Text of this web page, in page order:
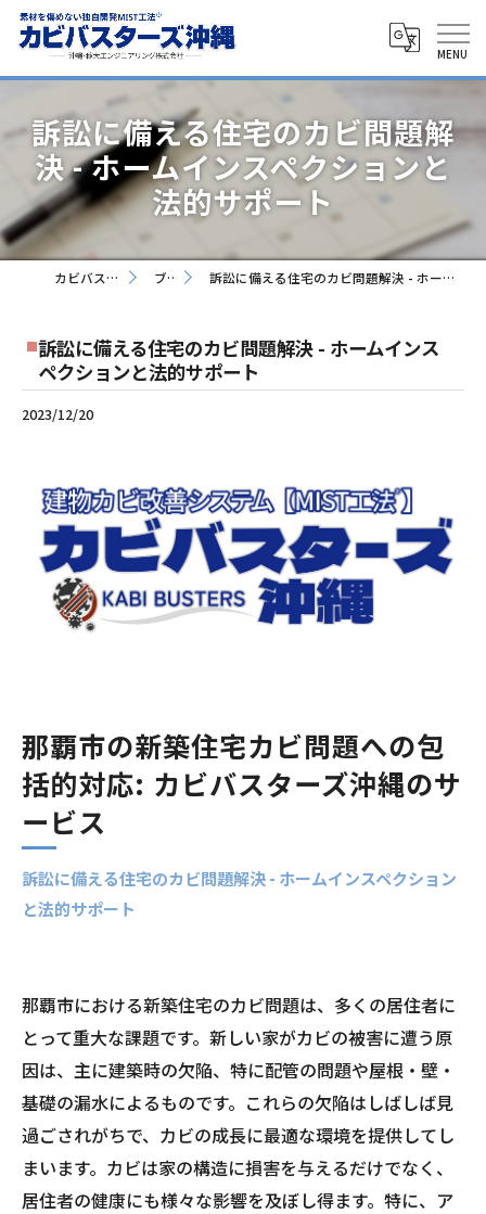
訴訟に備える住宅のカビ問題解
決 - ホームインスペクションと
法的サポート
カビバスターズ沖縄 ブログ 訴訟に備える住宅のカビ問題解決 - ホームインスペクションと法的サポート
訴訟に備える住宅のカビ問題解決 - ホームインス
ペクションと法的サポート
2023/12/20
那覇市の新築住宅カビ問題への包
括的対応: カビバスターズ沖縄のサ
ービス
訴訟に備える住宅のカビ問題解決 - ホームインスペクション
と法的サポート
那覇市における新築住宅のカビ問題は、多くの居住者に
とって重大な課題です。新しい家がカビの被害に遭う原
因は、主に建築時の欠陥、特に配管の問題や屋根・壁・
基礎の漏水によるものです。これらの欠陥はしばしば見
過ごされがちで、カビの成長に最適な環境を提供してし
まいます。カビは家の構造に損害を与えるだけでなく、
居住者の健康にも様々な影響を及ぼし得ます。特に、ア